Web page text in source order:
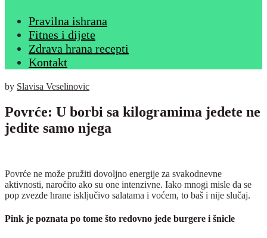
Pravilna ishrana
Fitnes i dijete
Zdrava hrana recepti
Kontakt
by Slavisa Veselinovic
Povrće: U borbi sa kilogramima jedete ne
jedite samo njega
Povrće ne može pružiti dovoljno energije za svakodnevne
aktivnosti, naročito ako su one intenzivne. Iako mnogi misle da se
pop zvezde hrane isključivo salatama i voćem, to baš i nije slučaj.
Pink je poznata po tome što redovno jede burgere i šnicle